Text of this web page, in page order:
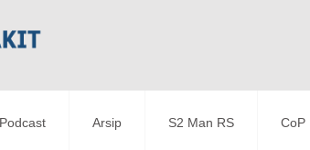
Podcast Arsip S2 Man RS CoP